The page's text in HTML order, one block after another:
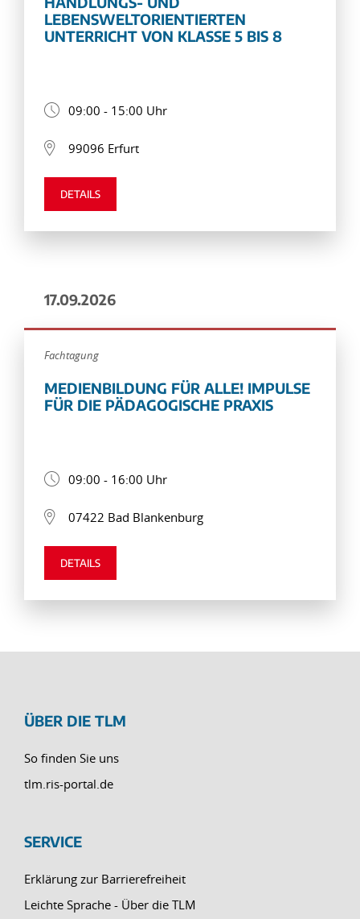
LEBENSWELTORIENTIERTEN
UNTERRICHT VON KLASSE 5 BIS 8
09:00 - 15:00 Uhr
99096 Erfurt
DETAILS
17.09.2026
Fachtagung
MEDIENBILDUNG FÜR ALLE! IMPULSE
FÜR DIE PÄDAGOGISCHE PRAXIS
09:00 - 16:00 Uhr
07422 Bad Blankenburg
DETAILS
ÜBER DIE TLM
So finden Sie uns
tlm.ris-portal.de
SERVICE
Erklärung zur Barrierefreiheit
Leichte Sprache - Über die TLM